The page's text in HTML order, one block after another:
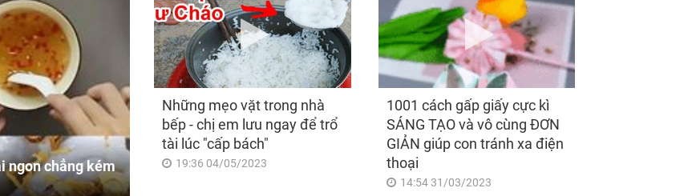
ngon chẳng kém
Những mẹo vặt trong nhà
bếp - chị em lưu ngay để trổ
tài lúc "cấp bách"
19:36 04/05/2023
1001 cách gấp giấy cực kì
SÁNG TẠO và vô cùng ĐƠN
GIẢN giúp con tránh xa điện
thoại
14:54 31/03/2023